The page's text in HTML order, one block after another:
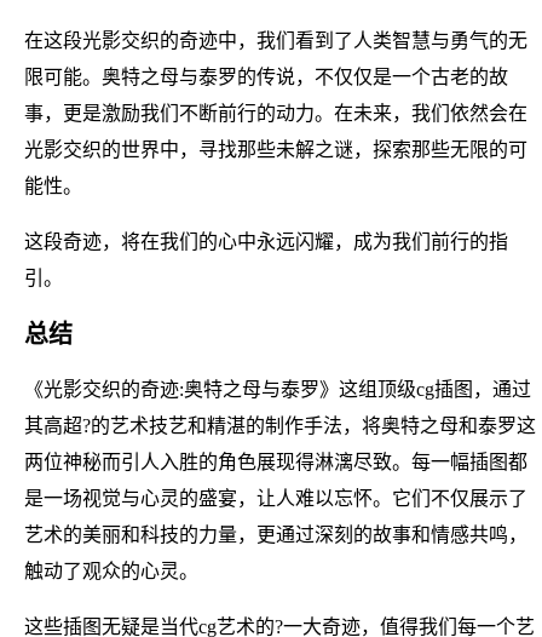
在这段光影交织的奇迹中，我们看到了人类智慧与勇气的无
限可能。奥特之母与泰罗的传说，不仅仅是一个古老的故
事，更是激励我们不断前行的动力。在未来，我们依然会在
光影交织的世界中，寻找那些未解之谜，探索那些无限的可
能性。
这段奇迹，将在我们的心中永远闪耀，成为我们前行的指
引。
总结
《光影交织的奇迹:奥特之母与泰罗》这组顶级cg插图，通过
其高超?的艺术技艺和精湛的制作手法，将奥特之母和泰罗这
两位神秘而引人入胜的角色展现得淋漓尽致。每一幅插图都
是一场视觉与心灵的盛宴，让人难以忘怀。它们不仅展示了
艺术的美丽和科技的力量，更通过深刻的故事和情感共鸣，
触动了观众的心灵。
这些插图无疑是当代cg艺术的?一大奇迹，值得我们每一个艺